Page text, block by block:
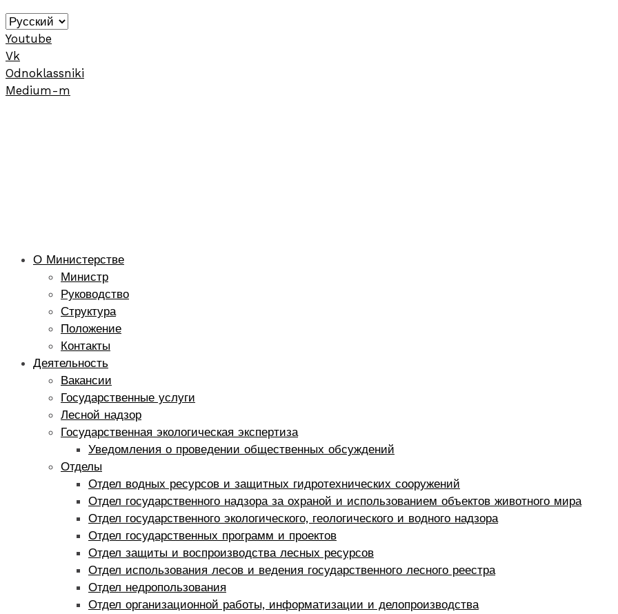
Youtube
Vk
Odnoklassniki
Medium-m
О Министерстве
Министр
Руководство
Структура
Положение
Контакты
Деятельность
Вакансии
Государственные услуги
Лесной надзор
Государственная экологическая экспертиза
Уведомления о проведении общественных обсуждений
Отделы
Отдел водных ресурсов и защитных гидротехнических сооружений
Отдел государственного надзора за охраной и использованием объектов животного мира
Отдел государственного экологического, геологического и водного надзора
Отдел государственных программ и проектов
Отдел защиты и воспроизводства лесных ресурсов
Отдел использования лесов и ведения государственного лесного реестра
Отдел недропользования
Отдел организационной работы, информатизации и делопроизводства